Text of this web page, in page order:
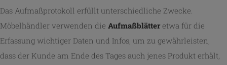
Das Aufmaßprotokoll erfüllt unterschiedliche Zwecke.
Möbelhändler verwenden die Aufmaßblätteretwa für die
Erfassung wichtiger Daten und Infos, um zu gewährleisten,
dass der Kunde am Ende des Tages auch jenes Produkt erhält,